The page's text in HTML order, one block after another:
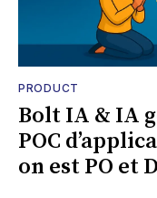
PRODUCT
Bolt IA & IA
POC
on est PO et